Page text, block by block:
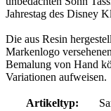
Jahrestag des Disney
Die aus Resin
Markenlogo
Bemalung von Hand
Variationen aufweisen.
Artikeltyp: